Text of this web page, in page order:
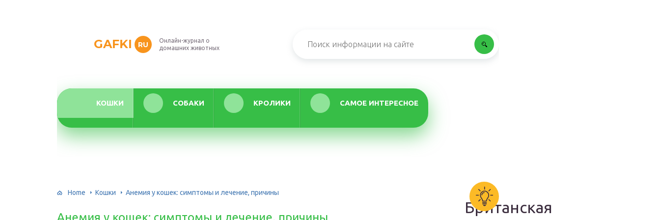
GAFKI RU
Онлайн-журнал о
домашних животных
КОШКИ СОБАКИ КРОЛИКИ САМОЕ ИНТЕРЕСНОЕ
Home Кошки Анемия у кошек: симптомы и лечение, причины
Анемия у кошек: симптомы и лечение, причины
Британская